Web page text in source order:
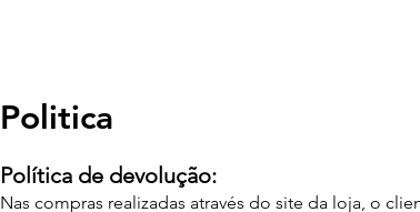
Politica
Política de devolução:
Nas compras realizadas através do site da loja, o